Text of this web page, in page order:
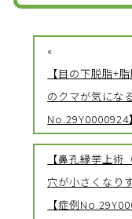
«
【目の下脱脂+
のクマが気にな
No.29Y0000924】
【鼻孔縁挙上
穴が小さくなり
【症例